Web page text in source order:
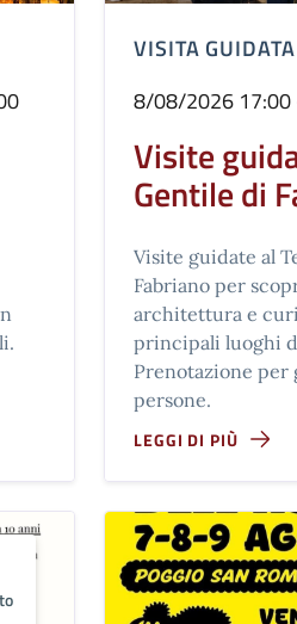
VISITA GUIDATA
8/08/2026
Visite
Gentile di
Visite guidate al
Fabriano per
architettura e
principali luoghi
Prenotazione per
persone.
LEGGI DI PIÙ